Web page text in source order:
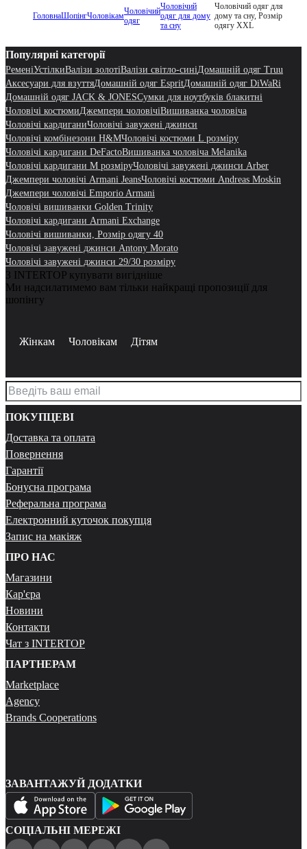
ГоловнаШопінгЧоловікамЧоловічий
одяг
Чоловічий
одяг для дому
та сну
Чоловічий одяг для
дому та сну, Розмір
одягу XXL
Популярні категорії
РеменіУстілкиВалізи золотіВалізи світло-синіДомашній одяг Truu
Аксесуари для взуттяДомашній одяг EspritДомашній одяг DiWaRi
Домашній одяг JACK & JONESСумки для ноутбуків блакитні
Чоловічі костюмиДжемпери чоловічіВишиванка чоловіча
Чоловічі кардиганиЧоловічі завужені джинси
Чоловічі комбінезони H&MЧоловічі костюми L розміру
Чоловічі кардигани DeFactoВишиванка чоловіча Melanika
Чоловічі кардигани M розміруЧоловічі завужені джинси Arber
Джемпери чоловічі Armani JeansЧоловічі костюми Andreas Moskin
Джемпери чоловічі Emporio Armani
Чоловічі вишиванки Golden Trinity
Чоловічі кардигани Armani Exchange
Чоловічі вишиванки, Розмір одягу 40
Чоловічі завужені джинси Antony Morato
Чоловічі завужені джинси 29/30 розміру
З INTERTOP купувати вигідніше
Ми надсилатимемо вам тільки найкращі пропозиції для
шопінгу
Жінкам Чоловікам Дітям
ПОКУПЦЕВІ
Доставка та оплата
Повернення
Гарантії
Бонусна програма
Реферальна програма
Електронний куточок покупця
Запис на макіяж
ПРО НАС
Магазини
Кар'єра
Новини
Контакти
Чат з INTERTOP
ПАРТНЕРАМ
Marketplace
Agency
Brands Cooperations
ЗАВАНТАЖУЙ ДОДАТКИ
СОЦІАЛЬНІ МЕРЕЖІ